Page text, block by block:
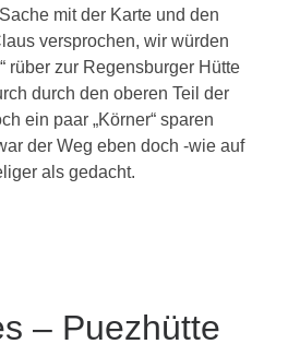
mit der Karte und den
versprochen, wir würden
rüber zur Regensburger Hütte
durch den oberen Teil der
ein paar „Körner“ sparen
der Weg eben doch -wie auf
als gedacht.
– Puezhütte